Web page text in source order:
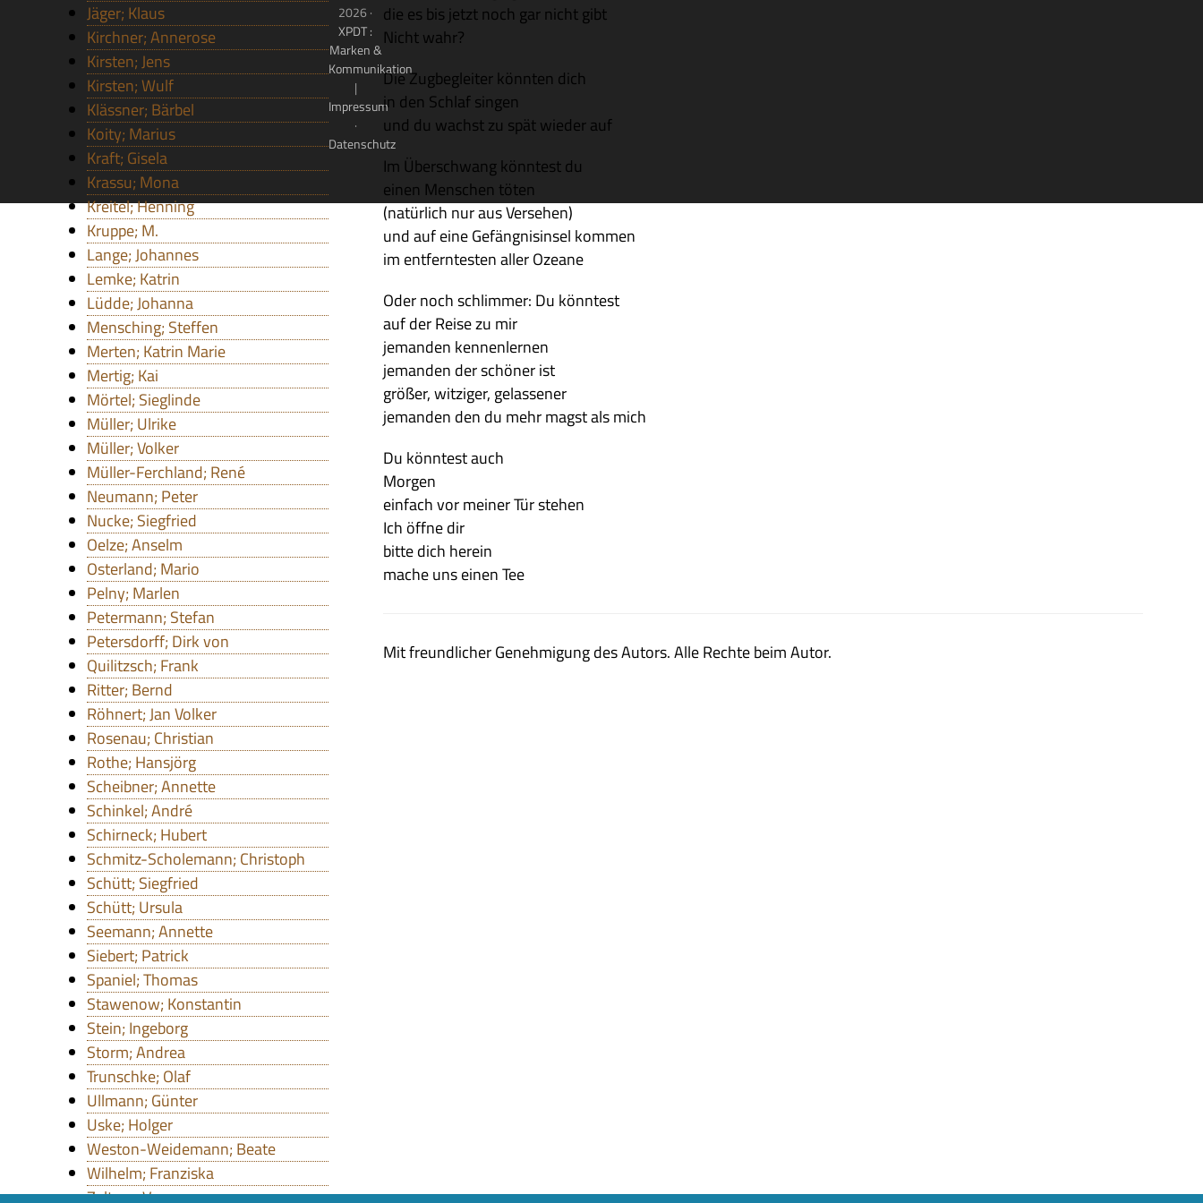
die es bis jetzt noch gar nicht gibt
Nicht wahr?
Die Zug­be­glei­ter könn­ten dich
in den Schlaf singen
und du wachst zu spät wie­der auf
Im Über­schwang könn­test du
einen Men­schen töten
(natür­lich nur aus Versehen)
und auf eine Gefäng­nis­in­sel kommen
im ent­fern­te­sten aller Ozeane
Oder noch schlim­mer: Du könntest
auf der Reise zu mir
jeman­den kennenlernen
jeman­den der schö­ner ist
grö­ßer, wit­zi­ger, gelassener
jeman­den den du mehr magst als mich
Du könn­test auch
Morgen
ein­fach vor mei­ner Tür stehen
Ich öffne dir
bitte dich herein
mache uns einen Tee
Mit freund­li­cher Geneh­mi­gung des Autors. Alle Rechte beim Autor.
Jäger; Klaus
Kirchner; Annerose
Kirsten; Jens
Kirsten; Wulf
Klässner; Bärbel
Koity; Marius
Kraft; Gisela
Krassu; Mona
Kreitel; Henning
Kruppe; M.
Lange; Johannes
Lemke; Katrin
Lüdde; Johanna
Mensching; Steffen
Merten; Katrin Marie
Mertig; Kai
Mörtel; Sieglinde
Müller; Ulrike
Müller; Volker
Müller-Ferchland; René
Neumann; Peter
Nucke; Siegfried
Oelze; Anselm
Osterland; Mario
Pelny; Marlen
Petermann; Stefan
Petersdorff; Dirk von
Quilitzsch; Frank
Ritter; Bernd
Röhnert; Jan Volker
Rosenau; Christian
Rothe; Hansjörg
Scheibner; Annette
Schinkel; André
Schirneck; Hubert
Schmitz-Scholemann; Christoph
Schütt; Siegfried
Schütt; Ursula
Seemann; Annette
Siebert; Patrick
Spaniel; Thomas
Stawenow; Konstantin
Stein; Ingeborg
Storm; Andrea
Trunschke; Olaf
Ullmann; Günter
Uske; Holger
Weston-Weidemann; Beate
Wilhelm; Franziska
Zeltner; Verena
2026 ·
XPDT :
Marken &
Kommunikation
|
Impressum
·
Datenschutz